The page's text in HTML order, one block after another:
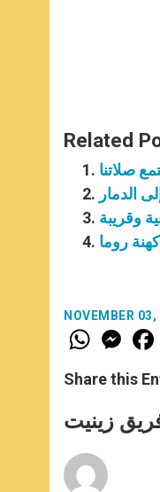
Related
صلاتنا
الدمار
وقريبة
كهنة روما
NOVEMBER
W
h
t
s
p
p
M
e
s
e
g
e
Share this
زينيت